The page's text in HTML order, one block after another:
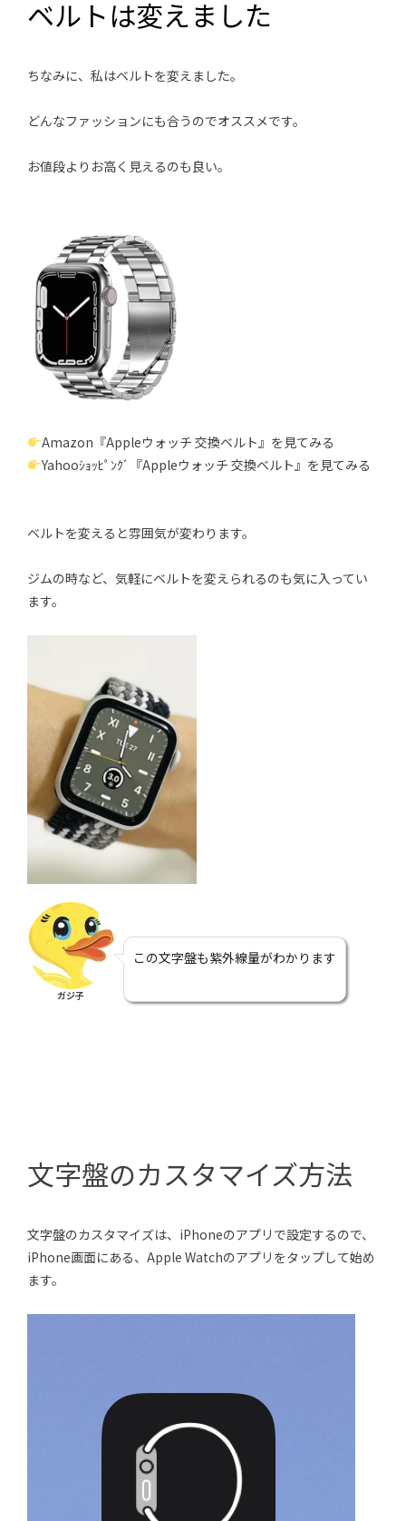
ベルトは変えました
ちなみに、私はベルトを変えました。
どんなファッションにも合うのでオススメです。
お値段よりお高く見えるのも良い。
Amazon『Appleウォッチ 交換ベルト』を見てみる
Yahooｼｮｯﾋﾟﾝｸﾞ『Appleウォッチ 交換ベルト』を見てみる
ベルトを変えると雰囲気が変わります。
ジムの時など、気軽にベルトを変えられるのも気に入ってい
ます。
ガジ子
この文字盤も紫外線量がわかります
文字盤のカスタマイズ方法
文字盤のカスタマイズは、iPhoneのアプリで設定するので、
iPhone画面にある、Apple Watchのアプリをタップして始め
ます。